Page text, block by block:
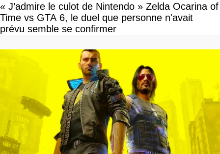
« J’admire le culot de Nintendo » Zelda Ocarina of
Time vs GTA 6, le duel que personne n'avait
prévu semble se confirmer